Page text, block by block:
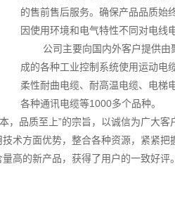
的售前售后服务。确保产品品质始
因使用环境和电气特性不同对电
公司主要向国内外客户提供
成的各种工业控制系统使用运动电
柔性耐曲电缆、耐高温电缆、电梯
各种通讯电缆等1000多个品种。
，品质至上”的宗旨，以诚信为广大
术方面优势，整合各种资源，紧紧
高的新产品，获得了用户的一致好评